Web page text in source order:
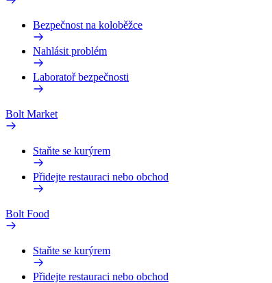
Bezpečnost na koloběžce
Nahlásit problém
Laboratoř bezpečnosti
Bolt Market
Staňte se kurýrem
Přidejte restauraci nebo obchod
Bolt Food
Staňte se kurýrem
Přidejte restauraci nebo obchod